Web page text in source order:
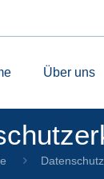
Über uns